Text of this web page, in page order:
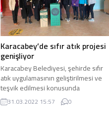
Karacabey’de sıfır atık projesi
genişliyor
Karacabey Belediyesi, şehirde sıfır
atık uygulamasının geliştirilmesi ve
teşvik edilmesi konusunda
çalışmalarını sürdürüyor. Daha önce
eczaneler ...
31.03.2022 15:57 0